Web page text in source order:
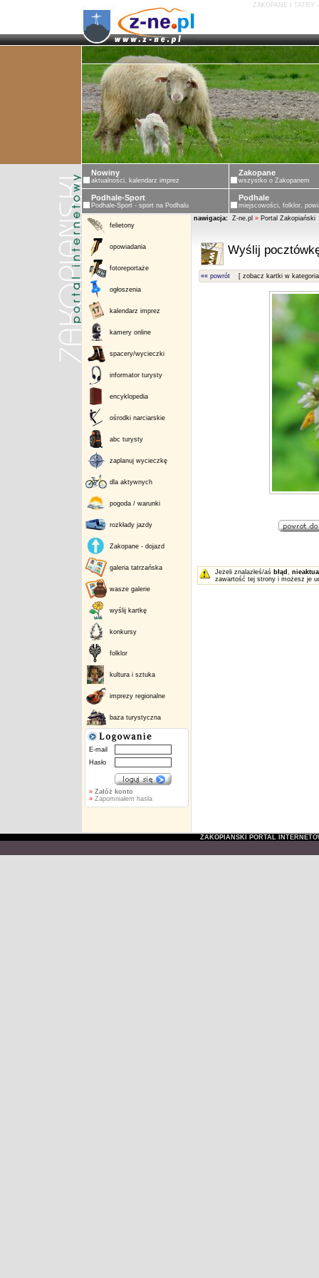
ZAKOPANE I TATRY
Nowiny
aktualności, kalendarz imprez
Zakopane
wszystko o Zakopanem
Podhale-Sport
Podhale-Sport - sport na Podhalu
Podhale
miejscowości, folklor,
felietony
opowiadania
fotoreportaże
ogłoszenia
kalendarz imprez
kamery online
spacery/wycieczki
informator turysty
encyklopedia
ośrodki narciarskie
abc turysty
zaplanuj wycieczkę
dla aktywnych
pogoda / warunki
rozkłady jazdy
Zakopane - dojazd
galeria tatrzańska
wasze galerie
wyślij kartkę
konkursy
folklor
kultura i sztuka
imprezy regionalne
baza turystyczna
E-mail
Hasło
» Załóż konto
»Zapomniałem hasła
nawigacja: Z-ne.pl » Portal Zakopiański
Wyślij
«« powrót [ zobacz kartki w
Jeżeli znalazłeś/aś błąd ,
zawartość tej strony i możesz je
ZAKOPIAŃSKI PORTAL